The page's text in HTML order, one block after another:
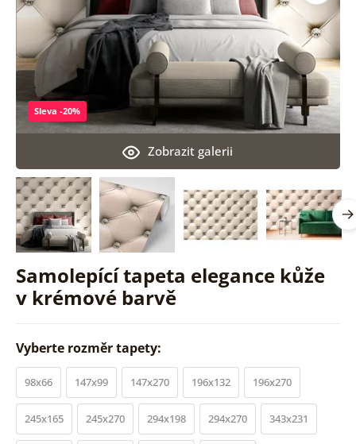
Samolepící tapeta elegance kůže
v krémové barvě
Zobrazit galerii
Sleva -20%
Vyberte rozměr tapety:
98x66 147x99 147x270 196x132 196x270
245x165 245x270 294x198 294x270 343x231